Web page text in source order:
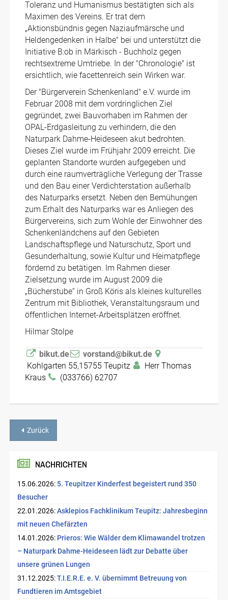
Toleranz und Humanismus bestätigten sich als
Maximen des Vereins. Er trat dem
„Aktionsbündnis gegen Naziaufmärsche und
Heldengedenken in Halbe" bei und unterstützt die
Initiative B:ob in Märkisch - Buchholz gegen
rechtsextreme Umtriebe. In der "Chronologie" ist
ersichtlich, wie facettenreich sein Wirken war.
Der "Bürgerverein Schenkenland" e.V. wurde im
Februar 2008 mit dem vordringlichen Ziel
gegründet, zwei Bauvorhaben im Rahmen der
OPAL-Erdgasleitung zu verhindern, die den
Naturpark Dahme-Heideseen akut bedrohten.
Dieses Ziel wurde im Frühjahr 2009 erreicht. Die
geplanten Standorte wurden aufgegeben und
durch eine raumverträgliche Verlegung der Trasse
und den Bau einer Verdichterstation außerhalb
des Naturparks ersetzt. Neben den Bemühungen
zum Erhalt des Naturparks war es Anliegen des
Bürgervereins, sich zum Wohle der Einwohner des
Schenkenländchens auf den Gebieten
Landschaftspflege und Naturschutz, Sport und
Gesunderhaltung, sowie Kultur und Heimatpflege
fördernd zu betätigen. Im Rahmen dieser
Zielsetzung wurde im August 2009 die
„Bücherstube“ in Groß Köris als kleines kulturelles
Zentrum mit Bibliothek, Veranstaltungsraum und
öffentlichen Internet-Arbeitsplätzen eröffnet.
Hilmar Stolpe
bikut.de
vorstand@bikut.de
Kohlgarten 55,15755 Teupitz
Herr Thomas
Kraus
(033766) 62707
Zurück
NACHRICHTEN
15.06.2026: 5. Teupitzer Kinderfest begeistert rund 350
Besucher
22.01.2026:Asklepios Fachklinikum Teupitz: Jahresbeginn
mit neuen Chefärzten
14.01.2026: Prieros: Wie Wälder dem Klimawandel trotzen
– Naturpark Dahme-Heideseen lädt zur Debatte über
unsere grünen Lungen
31.12.2025:T.I.E.R.E. e. V. übernimmt Betreuung von
Fundtieren im Amtsgebiet